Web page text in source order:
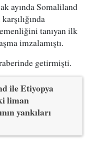
ayında Somaliland
tanıyan ilk
imzalamıştı.
getirmişti.
ile Etiyopya
liman
yankıları